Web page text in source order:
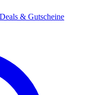
Deals & Gutscheine